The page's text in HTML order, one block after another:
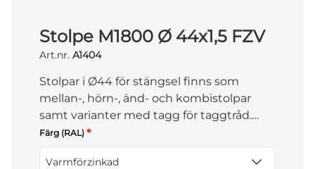
Stolpe M1800 Ø 44x1,5 FZV
Art.nr. A1404
Stolpar i Ø44 för stängsel finns som
mellan-, hörn-, änd- och kombistolpar
samt varianter med tagg för taggtråd.
Längden är anpassad för att matcha
stängslets höjd och ge stabil montering i
mark.
Färg (RAL) *
Varmförzinkad